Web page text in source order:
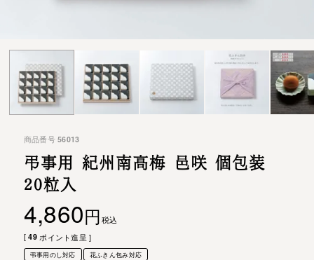
商品番号 56013
弔事用 紀州南高梅 邑咲 個包装
20粒入
4,860
税込
[ 49 ポイント進呈 ]
弔事用のし対応 花ふきん包み対応